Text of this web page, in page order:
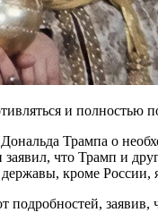
и полностью
Трампа о
что Трамп и
кроме России,